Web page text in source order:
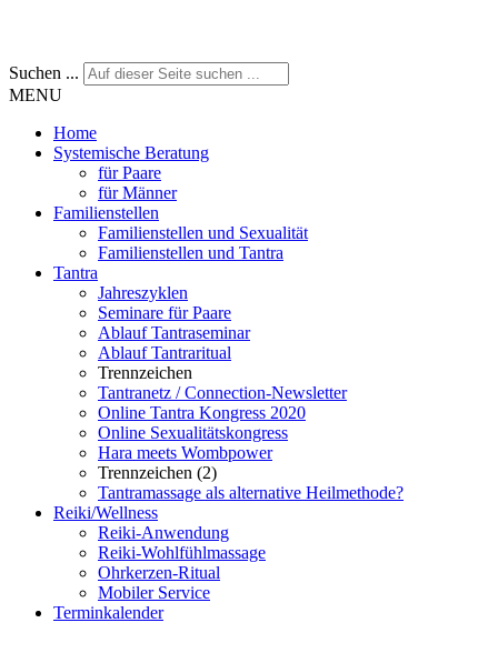
Suchen ...
MENU
Home
Systemische Beratung
für Paare
für Männer
Familienstellen
Familienstellen und Sexualität
Familienstellen und Tantra
Tantra
Jahreszyklen
Seminare für Paare
Ablauf Tantraseminar
Ablauf Tantraritual
Trennzeichen
Tantranetz / Connection-Newsletter
Online Tantra Kongress 2020
Online Sexualitätskongress
Hara meets Wombpower
Trennzeichen (2)
Tantramassage als alternative Heilmethode?
Reiki/Wellness
Reiki-Anwendung
Reiki-Wohlfühlmassage
Ohrkerzen-Ritual
Mobiler Service
Terminkalender